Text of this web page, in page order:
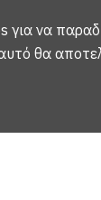
για να
θα